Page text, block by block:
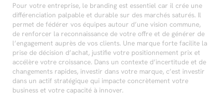
Pour votre entreprise, le branding est essentiel car il crée une
différenciation palpable et durable sur des marchés saturés. Il
permet de fédérer vos équipes autour d’une vision commune,
de renforcer la reconnaissance de votre offre et de générer de
l’engagement auprès de vos clients. Une marque forte facilite la
prise de décision d’achat, justifie votre positionnement prix et
accélère votre croissance. Dans un contexte d’incertitude et de
changements rapides, investir dans votre marque, c’est investir
dans un actif stratégique qui impacte concrètement votre
business et votre capacité à innover.